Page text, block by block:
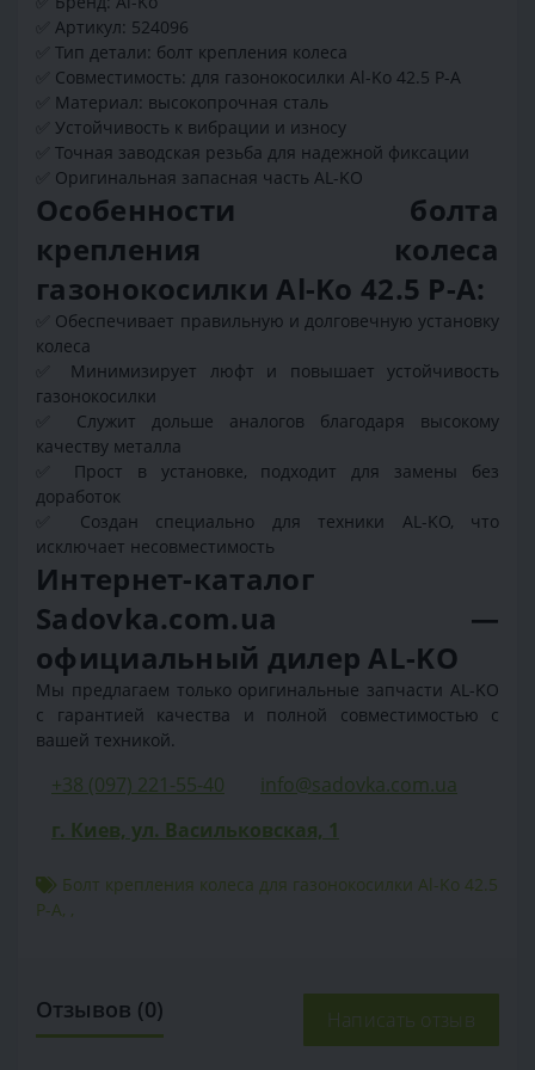
Артикул: 524096
Тип детали: болт крепления колеса
Совместимость: для газонокосилки Al-Ko 42.5 P-A
Материал: высокопрочная сталь
Устойчивость к вибрации и износу
Точная заводская резьба для надежной фиксации
Оригинальная запасная часть AL-KO
Особенности болта
крепления колеса
газонокосилки Al-Ko 42.5 P-A:
Обеспечивает правильную и долговечную установку
колеса
Минимизирует люфт и повышает устойчивость
газонокосилки
Служит дольше аналогов благодаря высокому
качеству металла
Прост в установке, подходит для замены без
доработок
Создан специально для техники AL-KO, что
исключает несовместимость
Интернет-каталог
Sadovka.com.ua —
официальный дилер AL-KO
Мы предлагаем только оригинальные запчасти AL-KO
с гарантией качества и полной совместимостью с
вашей техникой.
+38 (097) 221-55-40
info@sadovka.com.ua
г. Киев, ул. Васильковская, 1
Болт крепления колеса для газонокосилки Al-Ko 42.5
P-A, ,
Отзывов (0) Написать отзыв